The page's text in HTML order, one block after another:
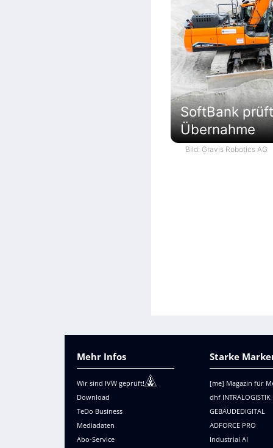
SoftBank
Übernahme
Bild: Gravis Robotics AG
Mehr Infos
Wir sind IVW geprüft!
Download
TeDo Business
Mediadaten
Abo-Service
Starke
[me] Magazin für
dhf INTRALOGISTIK
GEBÄUDEDIGITAL
ADFORCE PRO
Industrial AI